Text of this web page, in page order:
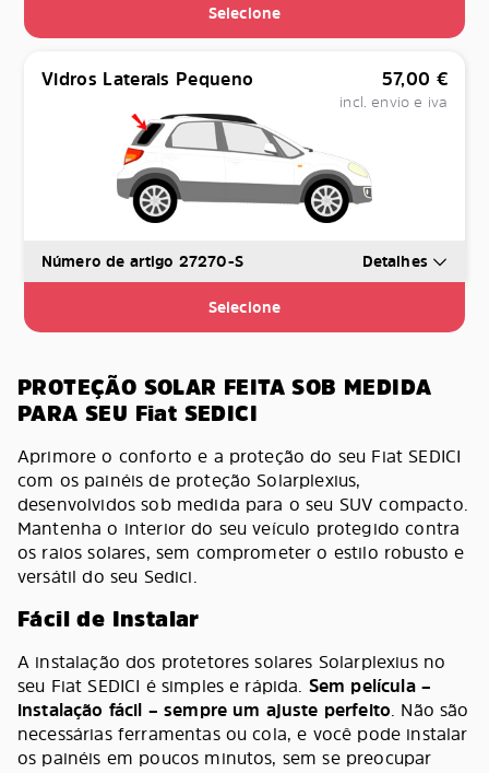
Selecione
Vidros Laterais Pequeno 57,00 €
incl. envio e iva
Número de artigo 27270-S Detalhes
Selecione
PROTEÇÃO SOLAR FEITA SOB MEDIDA
PARA SEU Fiat SEDICI
Aprimore o conforto e a proteção do seu Fiat SEDICI
com os painéis de proteção Solarplexius,
desenvolvidos sob medida para o seu SUV compacto.
Mantenha o interior do seu veículo protegido contra
os raios solares, sem comprometer o estilo robusto e
versátil do seu Sedici.
Fácil de Instalar
A instalação dos protetores solares Solarplexius no
seu Fiat SEDICI é simples e rápida. Sem película –
instalação fácil – sempre um ajuste perfeito. Não são
necessárias ferramentas ou cola, e você pode instalar
os painéis em poucos minutos, sem se preocupar